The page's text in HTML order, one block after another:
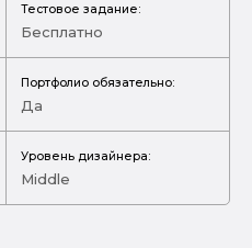
Тестовое задание:
Бесплатно
Портфолио обязательно:
Да
Уровень дизайнера:
Middle